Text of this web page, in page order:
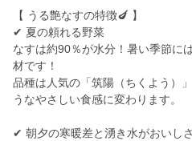
【 うる艶なすの特徴🍆 】
✔ 夏の頼れる野菜
なすは約90％が水分！暑い季節に
材です！
品種は人気の「筑陽（ちくよう）
うなやさしい食感に変わります。
✔ 朝夕の寒暖差と湧き水がおいし